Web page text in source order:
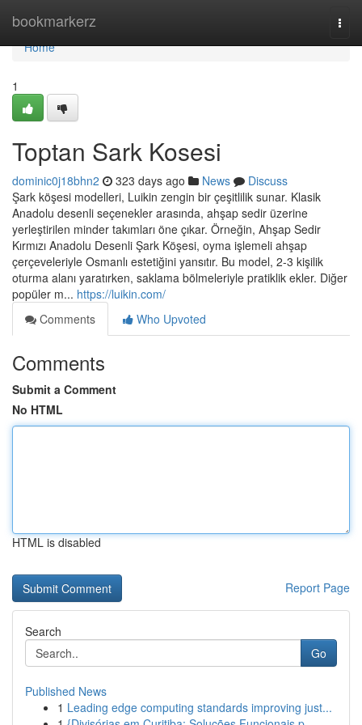
bookmarkerz
Home
Home
1
Toptan Sark Kosesi
dominic0j18bhn2 323 days ago News
Discuss
Şark köşesi modelleri, Luikin zengin bir çeşitlilik sunar. Klasik
Anadolu desenli seçenekler arasında, ahşap sedir üzerine
yerleştirilen minder takımları öne çıkar. Örneğin, Ahşap Sedir
Kırmızı Anadolu Desenli Şark Köşesi, oyma işlemeli ahşap
çerçeveleriyle Osmanlı estetiğini yansıtır. Bu model, 2-3 kişilik
oturma alanı yaratırken, saklama bölmeleriyle pratiklik ekler. Diğer
popüler m... https://luikin.com/
Comments
Who Upvoted
Comments
Submit a Comment
No HTML
HTML is disabled
Report Page
Search
Go
Published News
1 Leading edge computing standards improving just...